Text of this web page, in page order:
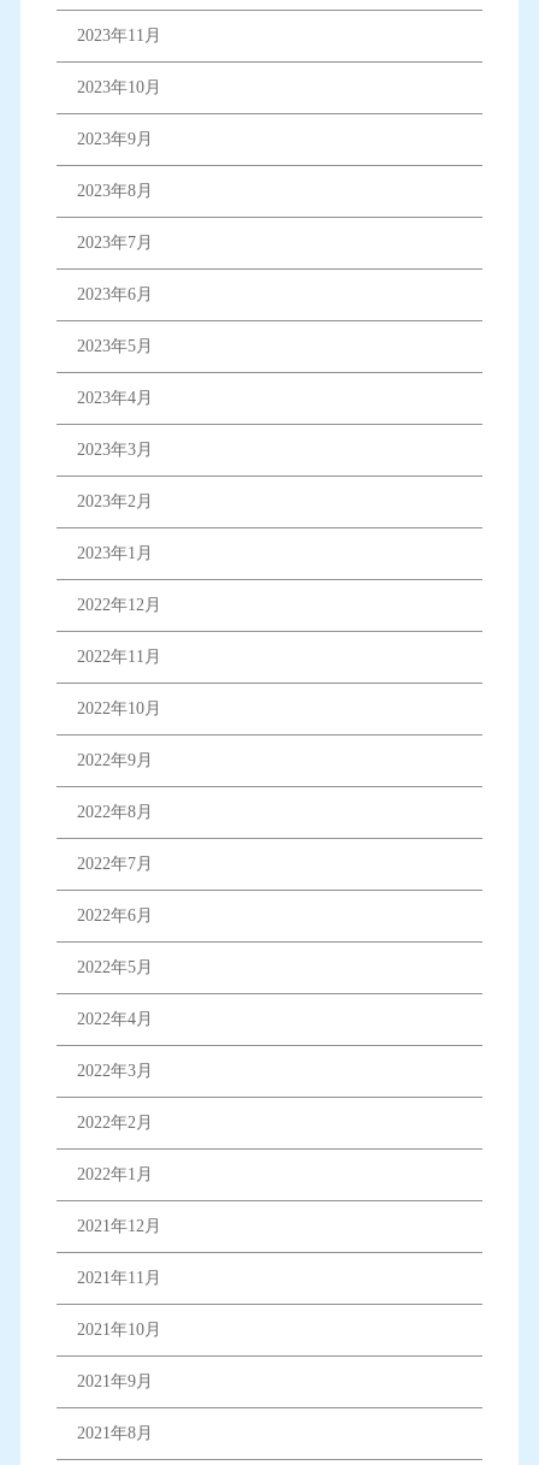
2023年11月
2023年10月
2023年9月
2023年8月
2023年7月
2023年6月
2023年5月
2023年4月
2023年3月
2023年2月
2023年1月
2022年12月
2022年11月
2022年10月
2022年9月
2022年8月
2022年7月
2022年6月
2022年5月
2022年4月
2022年3月
2022年2月
2022年1月
2021年12月
2021年11月
2021年10月
2021年9月
2021年8月